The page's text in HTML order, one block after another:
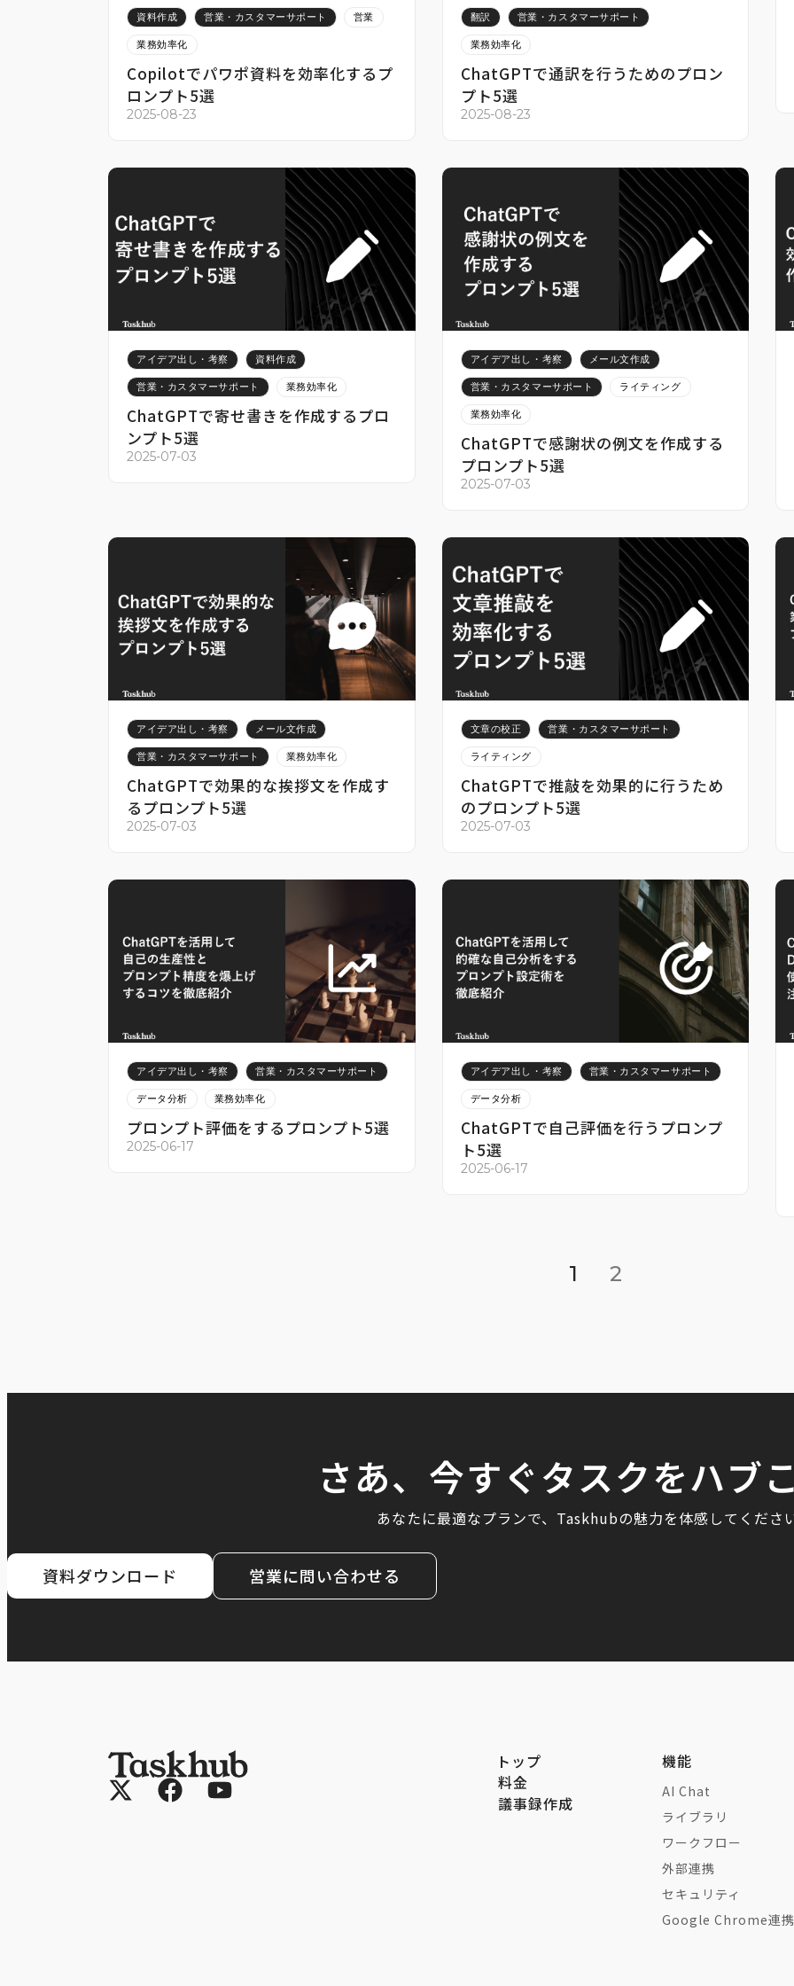
資料作成 営業・カスタマーサポート 営業
業務効率化
Copilotでパワポ資料を効率化するプ
ロンプト5選
2025-08-23
翻訳 営業・カスタマーサポート
業務効率化
ChatGPTで通訳を行うためのプロン
プト5選
2025-08-23
アイデア出し・考察 資料作成
営業・カスタマーサポート 業務効率化
ChatGPTで寄せ書きを作成するプロ
ンプト5選
2025-07-03
アイデア出し・考察 メール文作成
営業・カスタマーサポート ライティング
業務効率化
ChatGPTで感謝状の例文を作成する
プロンプト5選
2025-07-03
アイデア出し・考察 メール文作成
営業・カスタマーサポート 業務効率化
ChatGPTで効果的な挨拶文を作成す
るプロンプト5選
2025-07-03
文章の校正 営業・カスタマーサポート
ライティング
ChatGPTで推敲を効果的に行うため
のプロンプト5選
2025-07-03
アイデア出し・考察 営業・カスタマーサポート
データ分析 業務効率化
プロンプト評価をするプロンプト5選
2025-06-17
アイデア出し・考察 営業・カスタマーサポート
データ分析
ChatGPTで自己評価を行うプロンプ
ト5選
2025-06-17
1 2
さあ、今すぐタスクをハブこ
あなたに最適なプランで、Taskhubの魅力を体感してください
資料ダウンロード 営業に問い合わせる
トップ
料金
議事録作成
機能
AI Chat
ライブラリ
ワークフロー
外部連携
セキュリティ
Google Chrome連携